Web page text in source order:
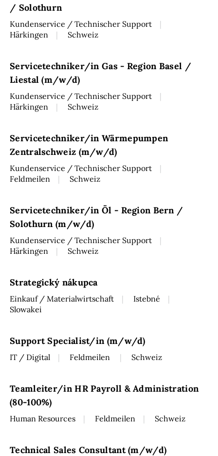
/ Solothurn
Kundenservice / Technischer Support
Härkingen
Schweiz
Servicetechniker/in Gas - Region Basel /
Liestal (m/w/d)
Kundenservice / Technischer Support
Härkingen
Schweiz
Servicetechniker/in Wärmepumpen
Zentralschweiz (m/w/d)
Kundenservice / Technischer Support
Feldmeilen
Schweiz
Servicetechniker/in Öl - Region Bern /
Solothurn (m/w/d)
Kundenservice / Technischer Support
Härkingen
Schweiz
Strategický nákupca
Einkauf / Materialwirtschaft
Istebné
Slowakei
Support Specialist/in (m/w/d)
IT / Digital Feldmeilen Schweiz
Teamleiter/in HR Payroll & Administration
(80-100%)
Human Resources Feldmeilen Schweiz
Technical Sales Consultant (m/w/d)